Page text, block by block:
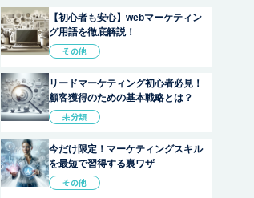
【初心者も安心】webマーケティン
グ用語を徹底解説！
その他
リードマーケティング初心者必見！
顧客獲得のための基本戦略とは？
未分類
今だけ限定！マーケティングスキル
を最短で習得する裏ワザ
その他